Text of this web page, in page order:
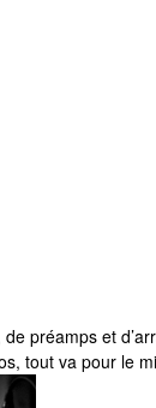
préamps et
tout va pour le